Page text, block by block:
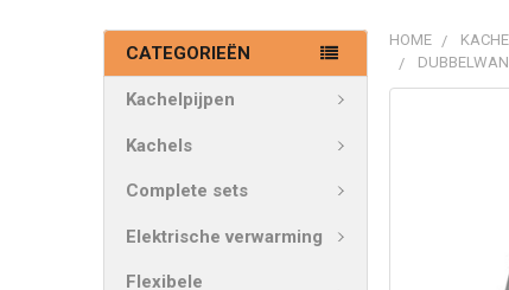
CATEGORIEËN
Kachelpijpen
Kachels
Complete sets
Elektrische verwarming
Flexibele
HOME